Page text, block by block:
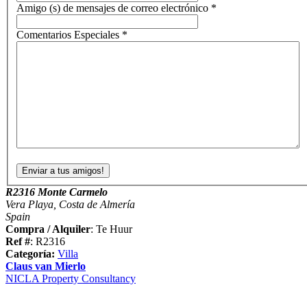
Amigo (s) de mensajes de correo electrónico *
Comentarios Especiales *
R2316 Monte Carmelo
Vera Playa, Costa de Almería
Spain
Compra / Alquiler: Te Huur
Ref #: R2316
Categoría: Villa
Claus van Mierlo
NICLA Property Consultancy